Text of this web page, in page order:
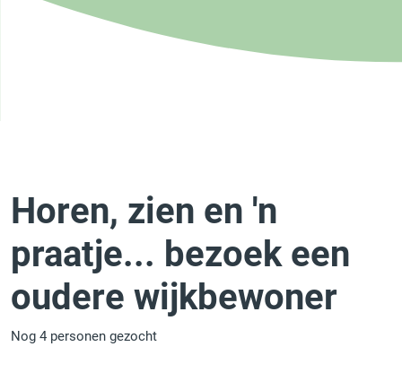
Horen, zien en 'n
praatje... bezoek een
oudere wijkbewoner
Nog 4 personen gezocht